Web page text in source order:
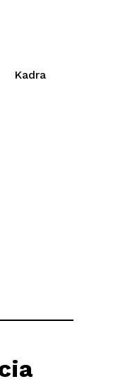
Kadra